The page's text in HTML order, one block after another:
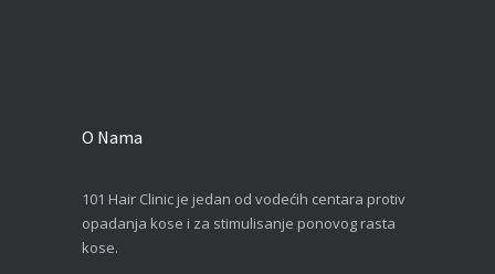
O Nama
101 Hair Clinic je jedan od vodećih centara protiv
opadanja kose i za stimulisanje ponovog rasta
kose.